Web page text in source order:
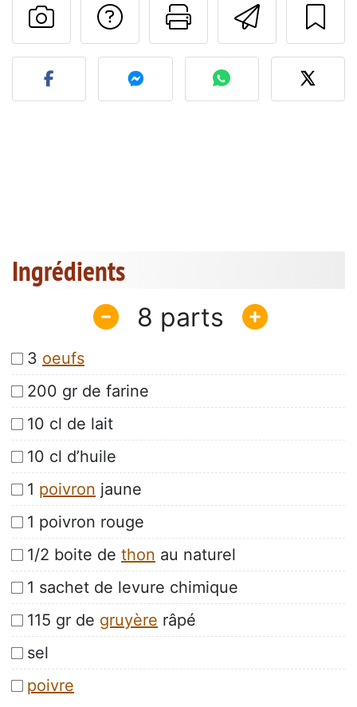
Imprimer
Poser une
Publier votre photo de
Ingrédients
8
3 oeufs
200 gr de farine
10 cl de lait
10 cl d’huile
1 poivron jaune
1 poivron rouge
1/2 boite de thon au naturel
1 sachet de levure chimique
115 gr de gruyère râpé
sel
poivre